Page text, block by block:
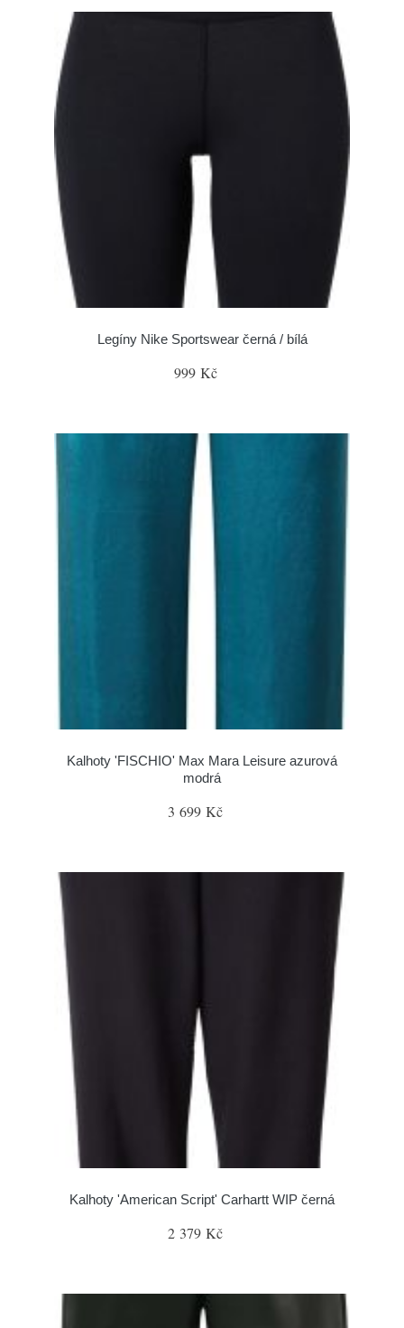
Legíny Nike Sportswear černá / bílá
999 Kč
Kalhoty 'FISCHIO' Max Mara Leisure azurová
modrá
3 699 Kč
Kalhoty 'American Script' Carhartt WIP černá
2 379 Kč